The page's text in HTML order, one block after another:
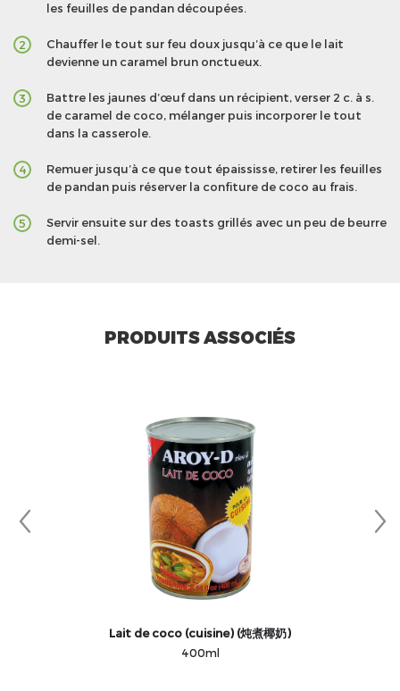
les feuilles de pandan découpées.
2
Chauffer le tout sur feu doux jusqu’à ce que le lait
devienne un caramel brun onctueux.
3
Battre les jaunes d’œuf dans un récipient, verser 2 c. à s.
de caramel de coco, mélanger puis incorporer le tout
dans la casserole.
4
Remuer jusqu’à ce que tout épaississe, retirer les feuilles
de pandan puis réserver la confiture de coco au frais.
5
Servir ensuite sur des toasts grillés avec un peu de beurre
demi-sel.
PRODUITS ASSOCIÉS
Lait de coco (cuisine) (炖煮椰奶)
400ml